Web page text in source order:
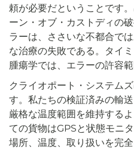
頼が必要だということです
ーン・オブ・カストディの
ラーは、ささいな不都合で
な治療の失敗である。タイ
腫瘍学では、エラーの許容範
クライオポート・システム
す。私たちの検証済みの輸
厳格な温度範囲を維持する
ての貨物はGPSと状態モニ
場所、温度、取り扱いを完